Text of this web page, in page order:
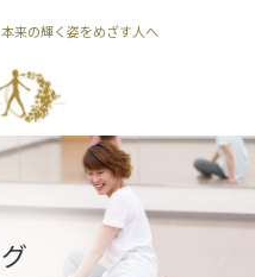
来の輝く姿をめざす人へ